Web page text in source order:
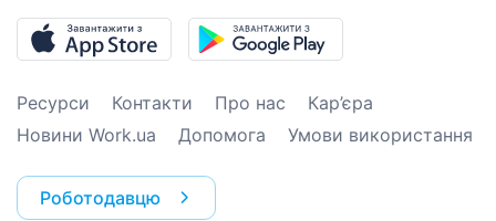
Ресурси Контакти Про нас
Кар’єра
Новини Work.ua
Допомога Умови використання
Роботодавцю